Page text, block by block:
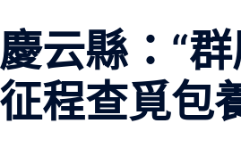
云縣：“
程查覓包